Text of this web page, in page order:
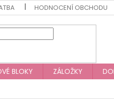
HODNOCENÍ OBCHODU
BLOKY ZÁLOŽKY